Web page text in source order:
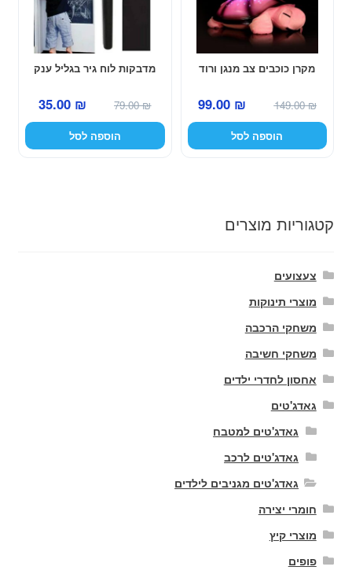
מקרן כוכבים צב מנגן ורוד
149.00₪
המחיר
המקורי
היה:
99.00 ₪
המחיר
הנוכחי
הוא:
הוספה לסל
מדבקות לוח גיר בגליל ענק
79.00₪
המחיר
המקורי
היה:
35.00 ₪
המחיר
הנוכחי
הוא:
הוספה לסל
קטגוריות מוצרים
צעצועים
מוצרי תינוקות
משחקי הרכבה
משחקי חשיבה
אחסון לחדרי ילדים
גאדג'טים
גאדג'טים למטבח
גאדג'טים לרכב
גאדג'טים מגניבים לילדים
חומרי יצירה
מוצרי קיץ
פופים